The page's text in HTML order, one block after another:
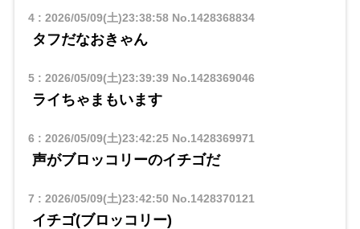
4: 2026/05/09(土)23:38:58No.1428368834
タフだなおきゃん
5: 2026/05/09(土)23:39:39No.1428369046
ライちゃまもいます
6 : 2026/05/09(土)23:42:25No.1428369971
声がブロッコリーのイチゴだ
7 : 2026/05/09(土)23:42:50 No.1428370121
イチゴ(ブロッコリー)